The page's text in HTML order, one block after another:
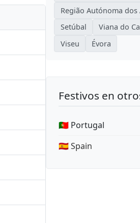
Região Autónoma dos
Setúbal
Viana do
Viseu
Évora
Festivos en
🇵🇹 Portugal
🇪🇸 Spain